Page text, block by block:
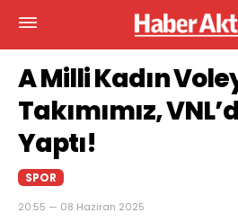
A Milli Kadın
Takımımız,
Yaptı!
SPOR
20:55 — 08 Haziran 2025